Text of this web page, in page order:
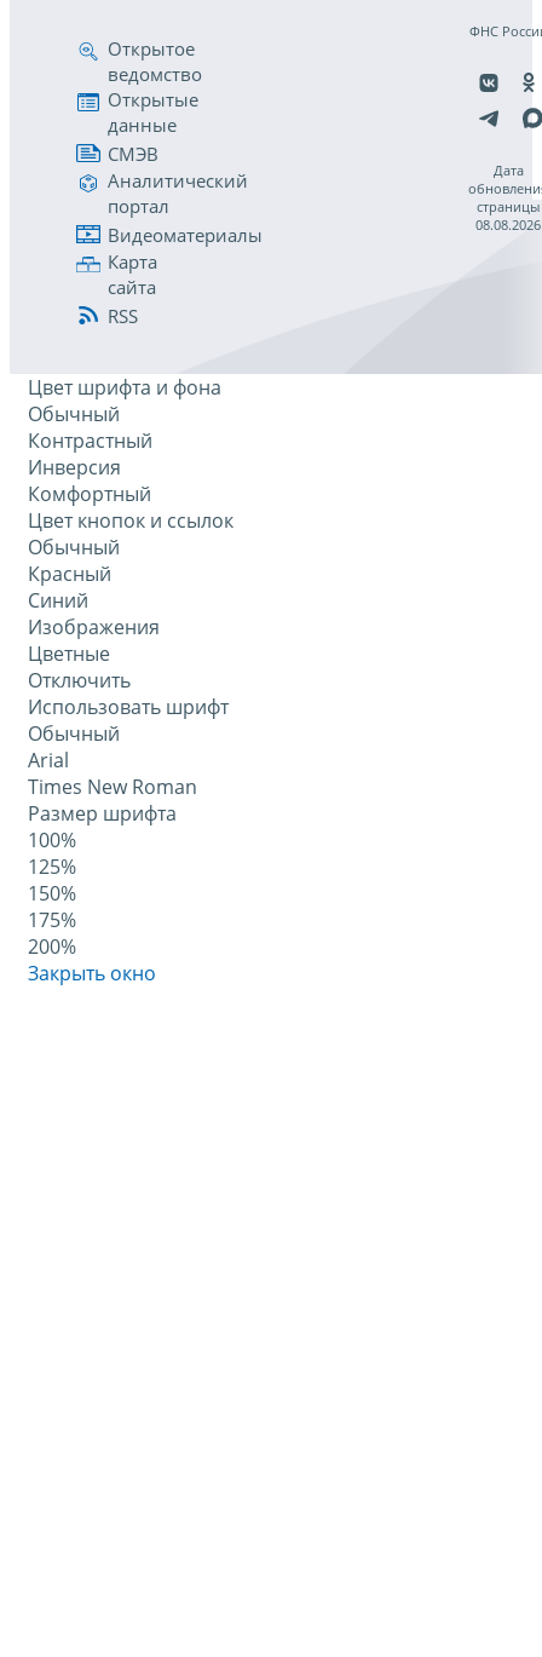
Открытое
ведомство
Открытые
данные
СМЭВ
Аналитический
портал
Видеоматериалы
Карта
сайта
RSS
ФНС
Дата
страницы
08.08.2026
Цвет шрифта и фона
Обычный
Контрастный
Инверсия
Комфортный
Цвет кнопок и ссылок
Обычный
Красный
Синий
Изображения
Цветные
Отключить
Использовать шрифт
Обычный
Arial
Times New Roman
Размер шрифта
100%
125%
150%
175%
200%
Закрыть окно